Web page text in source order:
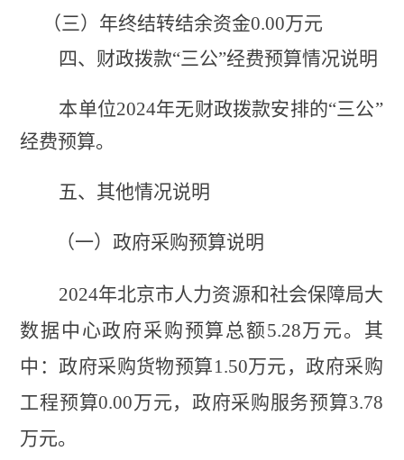
（三）年终结转结余资金0.00万元
四、 财政拨款“三公”经费预算情况说明
本单位2024年无财政拨款安排的“三公”
经费预算。
五、其他情况说明
（一）政府采购预算说明
2024年北京市人力资源和社会保障局大
数据中心政府采购预算总额5.28万元。其
中：政府采购货物预算1.50万元，政府采购
工程预算0.00万元，政府采购服务预算3.78
万元。